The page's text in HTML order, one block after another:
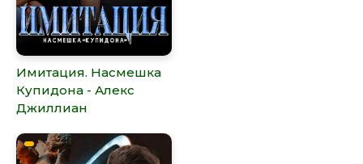
Имитация. Насмешка
Купидона - Алекс
Джиллиан